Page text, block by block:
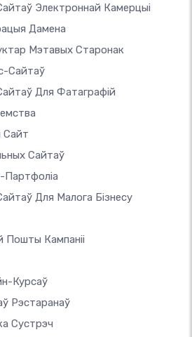
Электроннай Камерцыі
Дамена
Мэтавых Старонак
Сайтаў
Для Фатаграфій
Сайт
Сайтаў
Партфоліа
Для Малога Бізнесу
Пошты Кампаніі
Курсаў
Рэстаранаў
Сустрэч